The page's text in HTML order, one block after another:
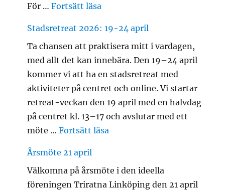
För …Fortsätt läsa
Stadsretreat 2026: 19-24 april
Ta chansen att praktisera mitt i vardagen,
med allt det kan innebära. Den 19–24 april
kommer vi att ha en stadsretreat med
aktiviteter på centret och online. Vi startar
retreat-veckan den 19 april med en halvdag
på centret kl. 13–17 och avslutar med ett
möte …Fortsätt läsa
Årsmöte 21 april
Välkomna på årsmöte i den ideella
föreningen Triratna Linköping den 21 april